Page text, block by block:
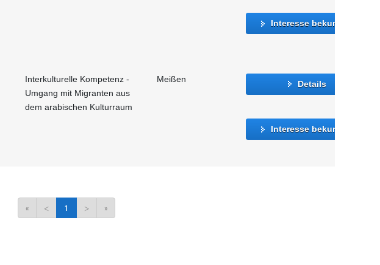
Interesse bekunden
Interkulturelle Kompetenz -
Umgang mit Migranten aus
dem arabischen Kulturraum
Meißen Details
Interesse bekunden
« < 1 > »